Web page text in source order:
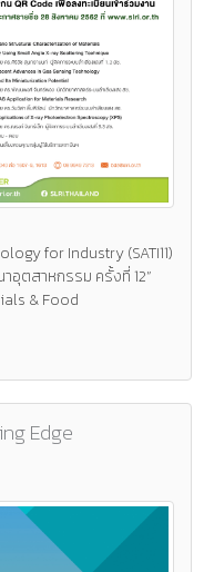
for Industry (SATI11)
อุตสาหกรรม ครั้งที่ 12”
& Food
Edge